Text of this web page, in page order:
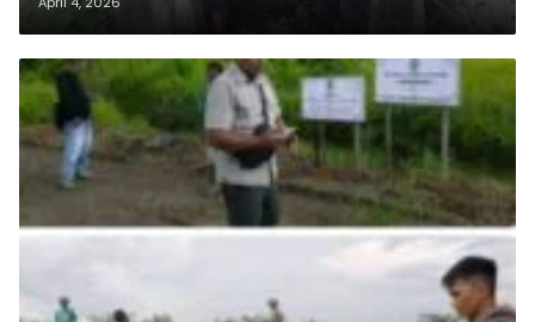
Belum Diteliti?